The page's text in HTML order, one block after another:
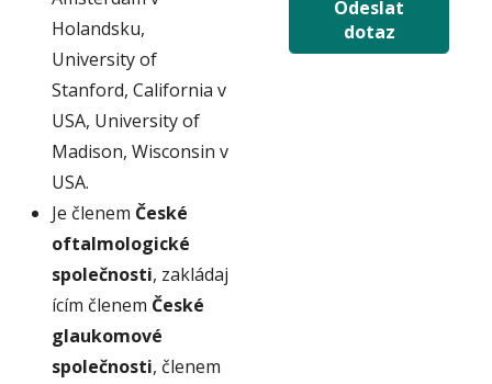
Holandsku,
University of
Stanford, California v
USA, University of
Madison, Wisconsin v
USA.
Je členem České
oftalmologické
společnosti, zakládaj
ícím členem České
glaukomové
společnosti, členem
Odeslat
dotaz